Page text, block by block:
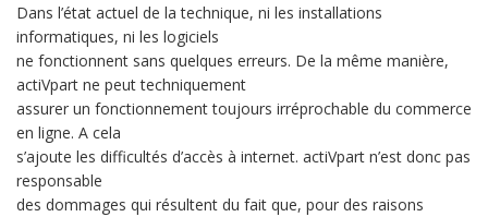
Dans l’état actuel de la technique, ni les installations
informatiques, ni les logiciels
ne fonctionnent sans quelques erreurs. De la même manière,
actiVpart ne peut techniquement
assurer un fonctionnement toujours irréprochable du commerce
en ligne. A cela
s’ajoute les difficultés d’accès à internet. actiVpart n’est donc pas
responsable
des dommages qui résultent du fait que, pour des raisons